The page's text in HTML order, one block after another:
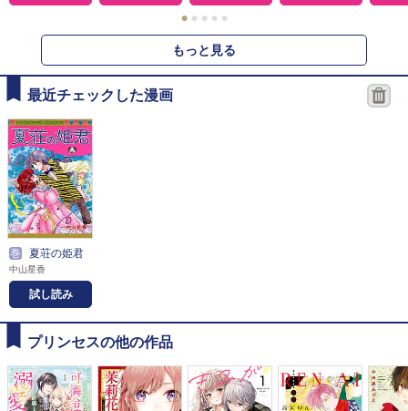
● ● ● ● ●
もっと見る
最近チェックした漫画
巻 夏荘の姫君
中山星香
試し読み
プリンセスの他の作品